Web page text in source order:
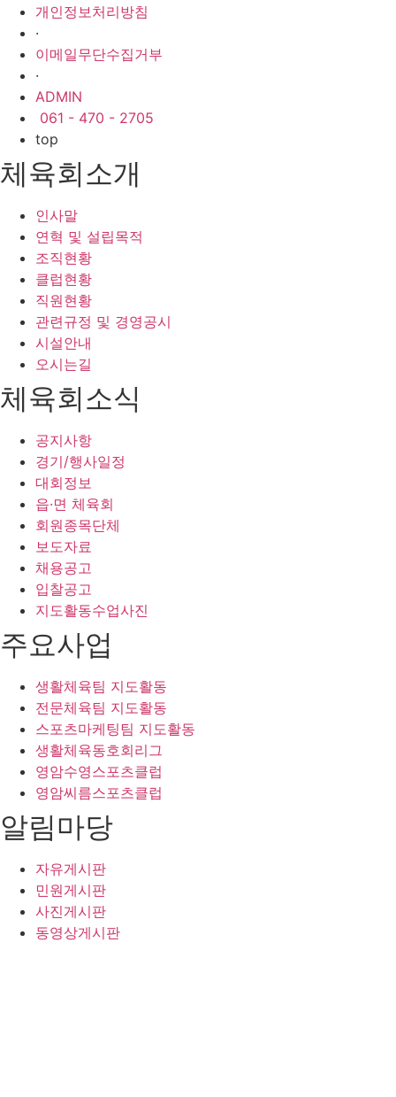
개인정보처리방침
·
이메일무단수집거부
·
ADMIN
061 - 470 - 2705
top
체육회소개
인사말
연혁 및 설립목적
조직현황
클럽현황
직원현황
관련규정 및 경영공시
시설안내
오시는길
체육회소식
공지사항
경기/행사일정
대회정보
읍·면 체육회
회원종목단체
보도자료
채용공고
입찰공고
지도활동수업사진
주요사업
생활체육팀 지도활동
전문체육팀 지도활동
스포츠마케팅팀 지도활동
생활체육동호회리그
영암수영스포츠클럽
영암씨름스포츠클럽
알림마당
자유게시판
민원게시판
사진게시판
동영상게시판